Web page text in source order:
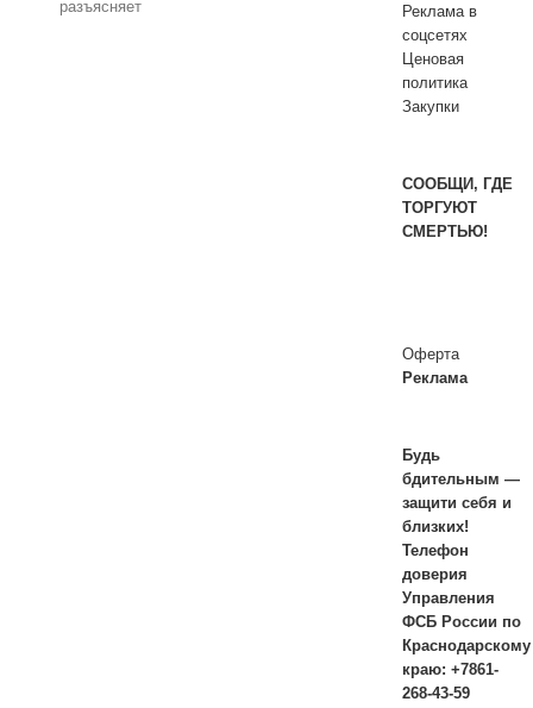
Реклама в
соцсетях
Ценовая
политика
Закупки
СООБЩИ, ГДЕ
ТОРГУЮТ
СМЕРТЬЮ!
Оферта
Реклама
Будь
бдительным —
защити себя и
близких!
Телефон
доверия
Управления
ФСБ России по
Краснодарскому
краю: +7861-
268-43-59